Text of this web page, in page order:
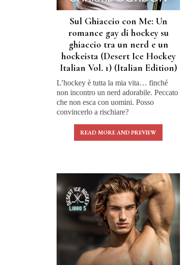
Sul Ghiaccio con Me: Un
romance gay di hockey su
ghiaccio tra un nerd e un
hockeista (Desert Ice Hockey
Italian Vol. 1) (Italian Edition)
L’hockey è tutta la mia vita… finché
non incontro un nerd adorabile. Peccato
che non esca con uomini. Posso
convincerlo a rischiare?
READ MORE AND PREVIEW